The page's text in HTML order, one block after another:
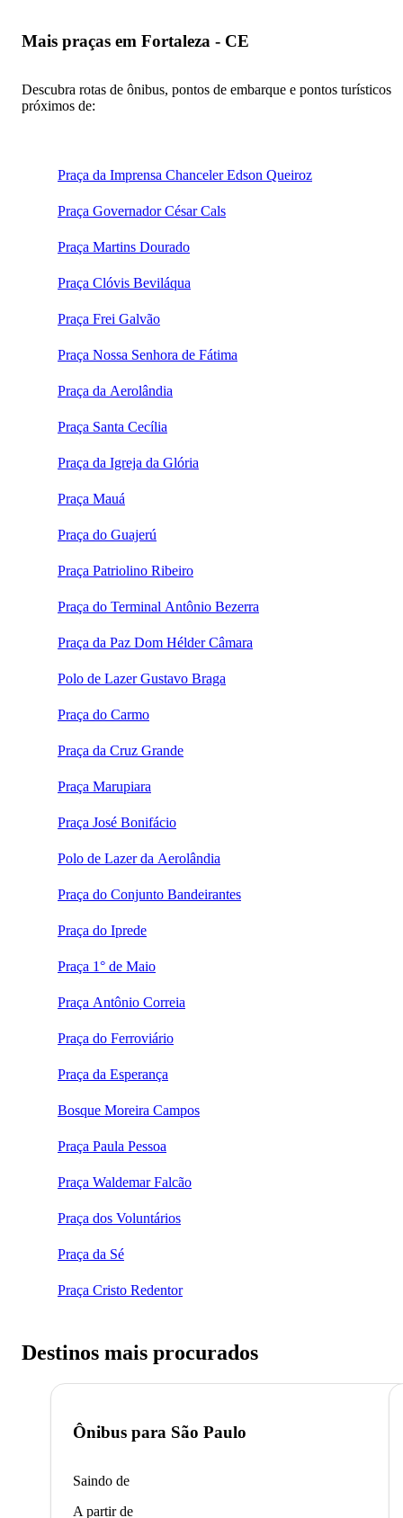
Mais praças em Fortaleza - CE
Descubra rotas de ônibus, pontos de embarque e pontos turísticos
próximos de:
Praça da Imprensa Chanceler Edson Queiroz
Praça Governador César Cals
Praça Martins Dourado
Praça Clóvis Beviláqua
Praça Frei Galvão
Praça Nossa Senhora de Fátima
Praça da Aerolândia
Praça Santa Cecília
Praça da Igreja da Glória
Praça Mauá
Praça do Guajerú
Praça Patriolino Ribeiro
Praça do Terminal Antônio Bezerra
Praça da Paz Dom Hélder Câmara
Polo de Lazer Gustavo Braga
Praça do Carmo
Praça da Cruz Grande
Praça Marupiara
Praça José Bonifácio
Polo de Lazer da Aerolândia
Praça do Conjunto Bandeirantes
Praça do Iprede
Praça 1° de Maio
Praça Antônio Correia
Praça do Ferroviário
Praça da Esperança
Bosque Moreira Campos
Praça Paula Pessoa
Praça Waldemar Falcão
Praça dos Voluntários
Praça da Sé
Praça Cristo Redentor
Destinos mais procurados
Ônibus para São Paulo
Saindo de
A partir de